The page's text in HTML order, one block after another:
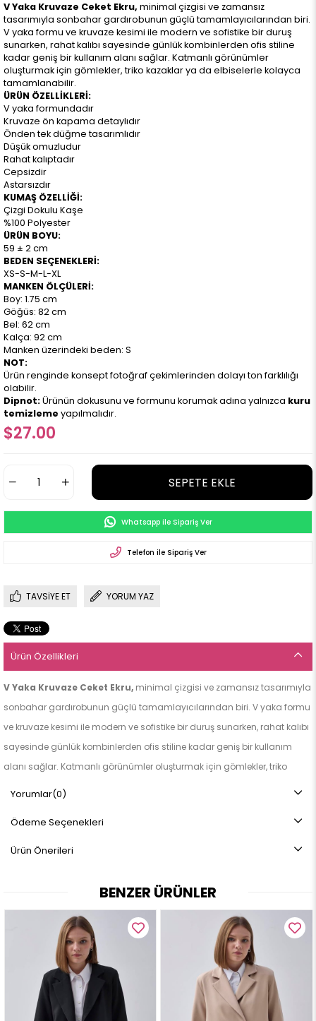
V Yaka Kruvaze Ceket Ekru, minimal çizgisi ve zamansız
tasarımıyla sonbahar gardırobunun güçlü tamamlayıcılarından biri.
V yaka formu ve kruvaze kesimi ile modern ve sofistike bir duruş
sunarken, rahat kalıbı sayesinde günlük kombinlerden ofis stiline
kadar geniş bir kullanım alanı sağlar. Katmanlı görünümler
oluşturmak için gömlekler, triko kazaklar ya da elbiselerle kolayca
tamamlanabilir.
ÜRÜN ÖZELLİKLERİ:
V yaka formundadır
Kruvaze ön kapama detaylıdır
Önden tek düğme tasarımlıdır
Düşük omuzludur
Rahat kalıptadır
Cepsizdir
Astarsızdır
KUMAŞ ÖZELLİĞİ:
Çizgi Dokulu Kaşe
%100 Polyester
ÜRÜN BOYU:
59 ± 2 cm
BEDEN SEÇENEKLERİ:
XS-S-M-L-XL
MANKEN ÖLÇÜLERİ:
Boy: 1.75 cm
Göğüs: 82 cm
Bel: 62 cm
Kalça: 92 cm
Manken üzerindeki beden: S
NOT:
Ürün renginde konsept fotoğraf çekimlerinden dolayı ton farklılığı
olabilir.
Dipnot:Ürünün dokusunu ve formunu korumak adına yalnızca kuru
temizleme yapılmalıdır.
$27.00
Whatsapp ile Sipariş Ver
Telefon ile Sipariş Ver
TAVSIYE ET YORUM YAZ
Ürün Özellikleri
V Yaka Kruvaze Ceket Ekru, minimal çizgisi ve zamansız tasarımıyla
sonbahar gardırobunun güçlü tamamlayıcılarından biri. V yaka formu
ve kruvaze kesimi ile modern ve sofistike bir duruş sunarken, rahat kalıbı
sayesinde günlük kombinlerden ofis stiline kadar geniş bir kullanım
alanı sağlar. Katmanlı görünümler oluşturmak için gömlekler, triko
kazaklar ya da elbiselerle kolayca tamamlanabilir.
V yaka formundadır
Kruvaze ön kapama detaylıdır
KUMAŞ ÖZELLİĞİ:
Çizgi Dokulu Kaşe
%100 Polyester
Yorumlar(0)
Ödeme Seçenekleri
Ürün Önerileri
BENZER ÜRÜNLER